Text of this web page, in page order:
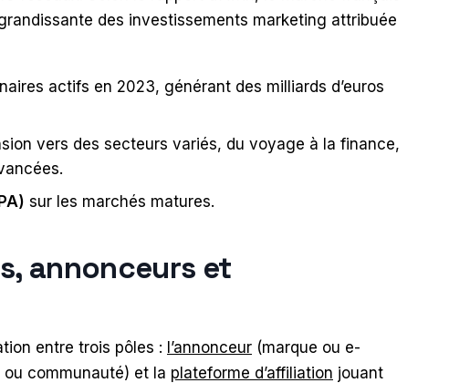
des investissements marketing attribuée
actifs en 2023, générant des milliards d’euros
vers des secteurs variés, du voyage à la finance,
sur les marchés matures.
annonceurs et
entre trois pôles : l’annonceur (marque ou e-
communauté) et la plateforme d’affiliation jouant